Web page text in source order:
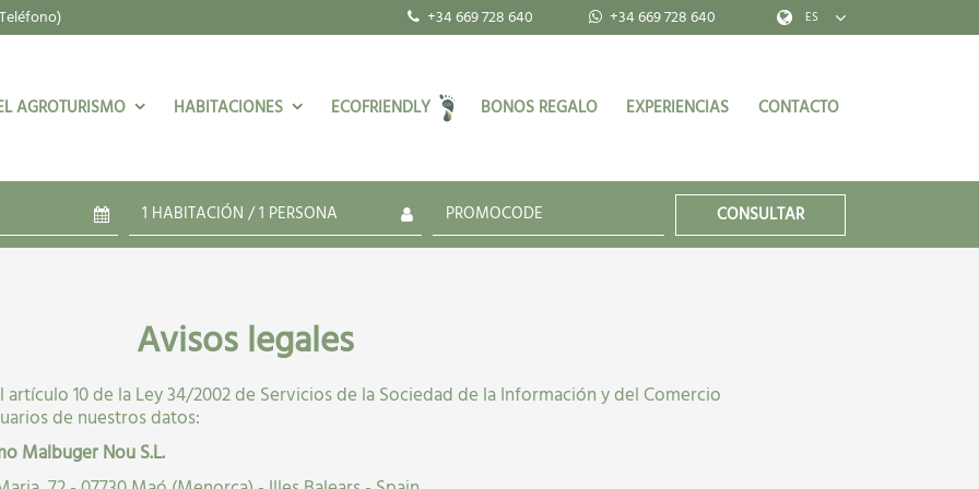
+34 669 728 640 +34 669 728 640 ES
AGROTURISMO HABITACIONES ECOFRIENDLY BONOS REGALO EXPERIENCIAS CONTACTO
7 8 9
14 15 16
21 22 23
Habitación1
Adultos
1
Adol. (14-17 años)
CONSULTAR
Avisos legales
10 de la Ley 34/2002 de Servicios de la Sociedad de la Información y del Comercio
de nuestros datos:
Malbuger Nou S.L.